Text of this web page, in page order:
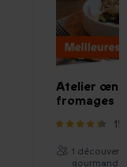
Atelier
fromages
1
gourmande